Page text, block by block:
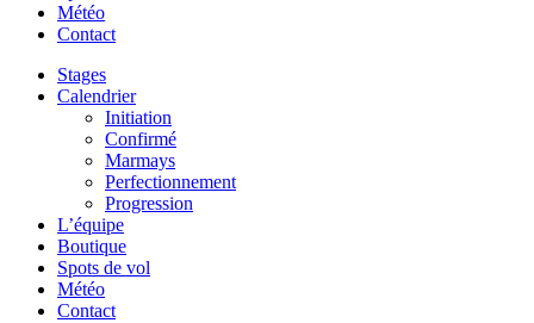
Météo
Contact
Stages
Calendrier
Initiation
Confirmé
Marmays
Perfectionnement
Progression
L’équipe
Boutique
Spots de vol
Météo
Contact